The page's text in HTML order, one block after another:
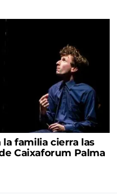
la familia cierra las
Caixaforum Palma